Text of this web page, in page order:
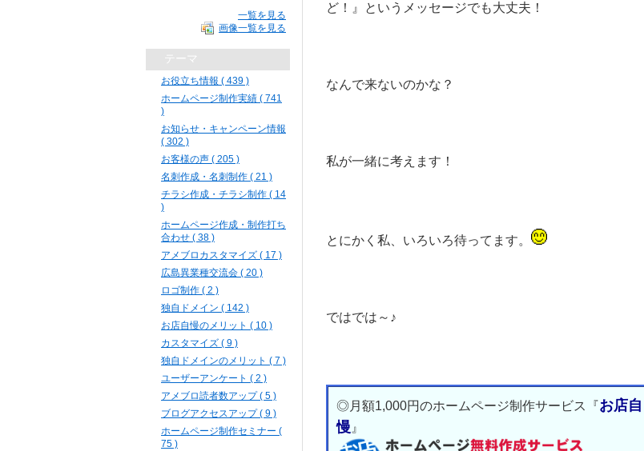
ど！』というメッセージでも大丈夫！
なんで来ないのかな？
私が一緒に考えます！
とにかく私、いろいろ待ってます。
ではでは～♪
◎月額1,000円のホームページ制作サービス『お店自
慢 』
一覧を見る
画像一覧を見る
テーマ
お役立ち情報 ( 439 )
ホームページ制作実績 ( 741
)
お知らせ・キャンペーン情報
( 302 )
お客様の声 ( 205 )
名刺作成・名刺制作 ( 21 )
チラシ作成・チラシ制作 ( 14
)
ホームページ作成・制作打ち
合わせ ( 38 )
アメブロカスタマイズ ( 17 )
広島異業種交流会 ( 20 )
ロゴ制作 ( 2 )
独自ドメイン ( 142 )
お店自慢のメリット ( 10 )
カスタマイズ ( 9 )
独自ドメインのメリット ( 7 )
ユーザーアンケート ( 2 )
アメブロ読者数アップ ( 5 )
ブログアクセスアップ ( 9 )
ホームページ制作セミナー (
75 )